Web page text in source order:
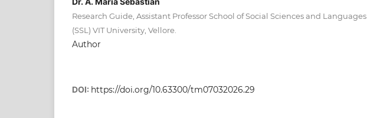
Research Guide, Assistant Professor School of Social Sciences and Languages
(SSL) VIT University, Vellore.
Author
DOI: https://doi.org/10.63300/tm07032026.29